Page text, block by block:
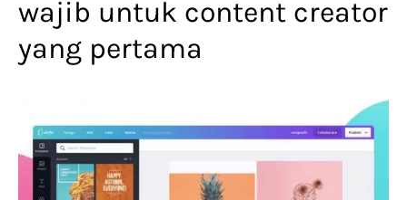
wajib untuk content creator
yang pertama